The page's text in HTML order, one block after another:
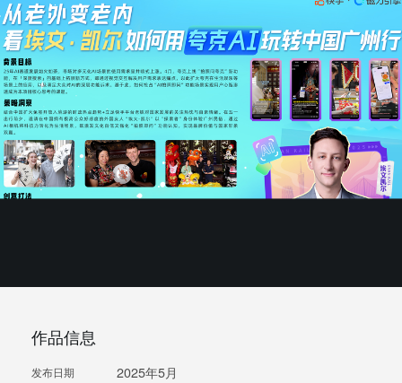
作品信息
发布日期 2025年5月